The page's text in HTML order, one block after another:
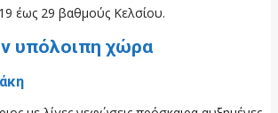
έως 29 βαθμούς Κελσίου.
υπόλοιπη χώρα